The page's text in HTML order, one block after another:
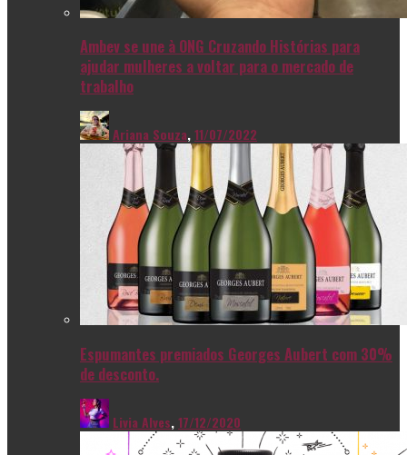
Ambev se une à ONG Cruzando Histórias para
ajudar mulheres a voltar para o mercado de
trabalho
Ariana Souza,11/07/2022
Espumantes premiados Georges Aubert com 30%
de desconto.
Livia Alves,17/12/2020